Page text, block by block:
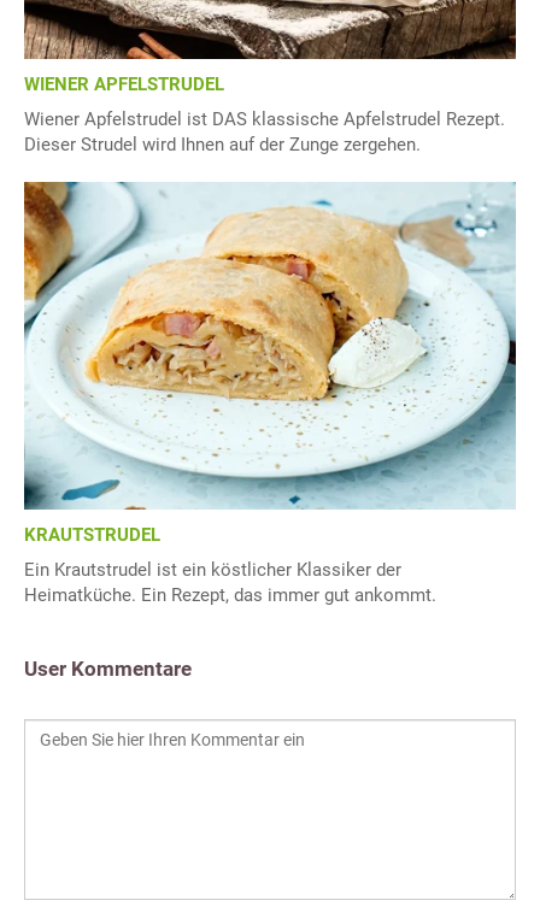
WIENER APFELSTRUDEL
Wiener Apfelstrudel ist DAS klassische Apfelstrudel Rezept.
Dieser Strudel wird Ihnen auf der Zunge zergehen.
KRAUTSTRUDEL
Ein Krautstrudel ist ein köstlicher Klassiker der
Heimatküche. Ein Rezept, das immer gut ankommt.
User Kommentare